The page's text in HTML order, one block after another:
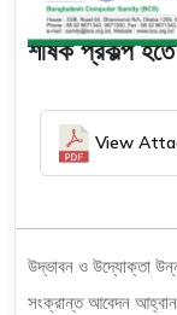
উদ্ভাবন ও
শীর্ষক প্রকল্প
View
উদ্ভাবন ও উদ্যোক্তা
সংক্রান্ত আবেদন